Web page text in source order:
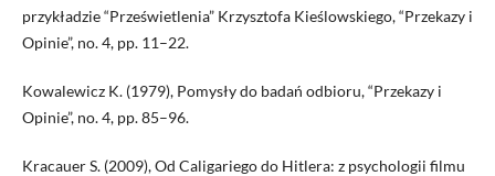
przykładzie “Prześwietlenia” Krzysztofa Kieślowskiego, “Przekazy i
Opinie”, no. 4, pp. 11–22.
Kowalewicz K. (1979), Pomysły do badań odbioru, “Przekazy i
Opinie”, no. 4, pp. 85–96.
Kracauer S. (2009), Od Caligariego do Hitlera: z psychologii filmu